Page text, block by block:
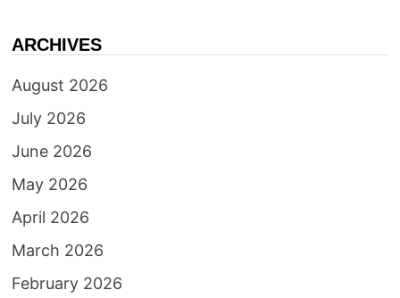
ARCHIVES
August 2026
July 2026
June 2026
May 2026
April 2026
March 2026
February 2026